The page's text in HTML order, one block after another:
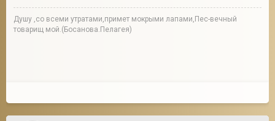
Душу ,со всеми утратами,примет мокрыми лапами,Пес-вечный
товарищ мой.(Босанова.Пелагея)